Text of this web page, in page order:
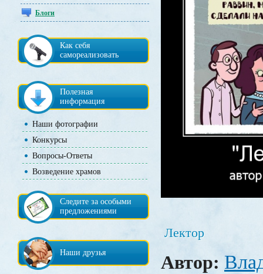
Блоги
Как себя
самореализовать
Полезная
информация
Наши фотографии
Конкурсы
Вопросы-Ответы
Возведение храмов
Следите за особыми
предложениями
Наши друзья
Лектор
Автор: